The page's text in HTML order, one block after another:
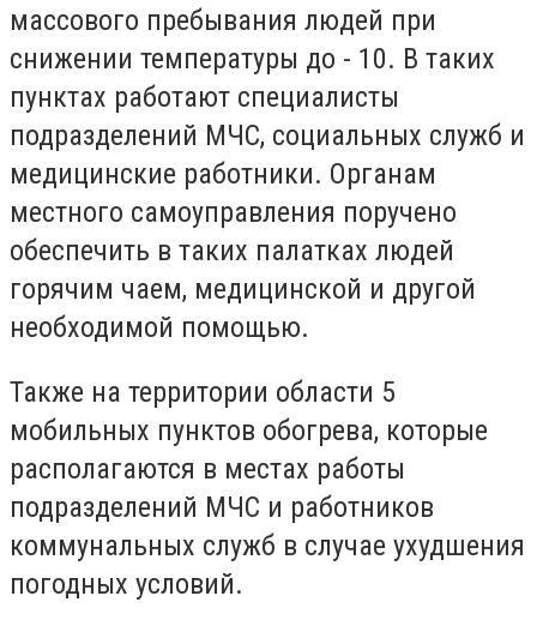
массового пребывания людей при
снижении температуры до - 10. В таких
пунктах работают специалисты
подразделений МЧС, социальных служб и
медицинские работники. Органам
местного самоуправления поручено
обеспечить в таких палатках людей
горячим чаем, медицинской и другой
необходимой помощью.
Также на территории области 5
мобильных пунктов обогрева, которые
располагаются в местах работы
подразделений МЧС и работников
коммунальных служб в случае ухудшения
погодных условий.